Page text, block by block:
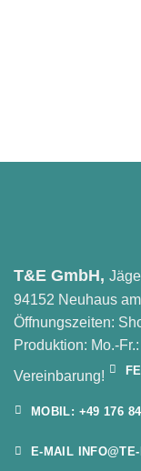
T&E GmbH,
94152 Neuhaus
Öffnungszeiten:
Produktion: Mo.-
Vereinbarung!
MOBIL: +49 176
E-MAIL